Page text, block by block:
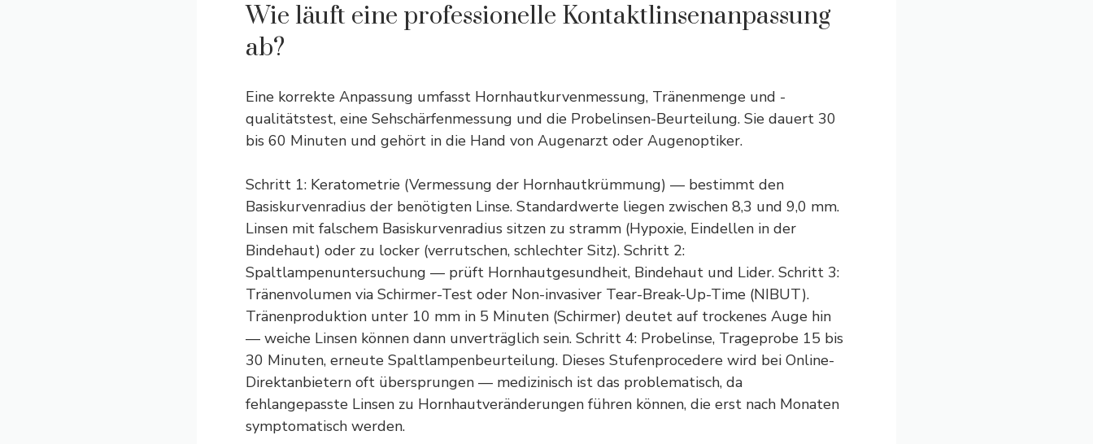
Wie läuft eine professionelle Kontaktlinsenanpassung
ab?
Eine korrekte Anpassung umfasst Hornhautkurvenmessung, Tränenmenge und -
qualitätstest, eine Sehschärfenmessung und die Probelinsen-Beurteilung. Sie dauert 30
bis 60 Minuten und gehört in die Hand von Augenarzt oder Augenoptiker.
Schritt 1: Keratometrie (Vermessung der Hornhautkrümmung) — bestimmt den
Basiskurvenradius der benötigten Linse. Standardwerte liegen zwischen 8,3 und 9,0 mm.
Linsen mit falschem Basiskurvenradius sitzen zu stramm (Hypoxie, Eindellen in der
Bindehaut) oder zu locker (verrutschen, schlechter Sitz). Schritt 2:
Spaltlampenuntersuchung — prüft Hornhautgesundheit, Bindehaut und Lider. Schritt 3:
Tränenvolumen via Schirmer-Test oder Non-invasiver Tear-Break-Up-Time (NIBUT).
Tränenproduktion unter 10 mm in 5 Minuten (Schirmer) deutet auf trockenes Auge hin
— weiche Linsen können dann unverträglich sein. Schritt 4: Probelinse, Trageprobe 15 bis
30 Minuten, erneute Spaltlampenbeurteilung. Dieses Stufenprocedere wird bei Online-
Direktanbietern oft übersprungen — medizinisch ist das problematisch, da
fehlangepasste Linsen zu Hornhautveränderungen führen können, die erst nach Monaten
symptomatisch werden.